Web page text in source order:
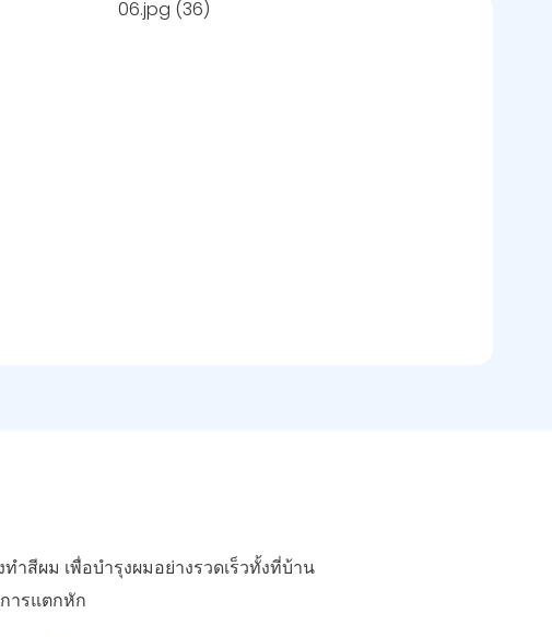
สีผม เพื่อบำรุงผมอย่างรวดเร็วทั้งที่บ้าน
ารแตกหัก